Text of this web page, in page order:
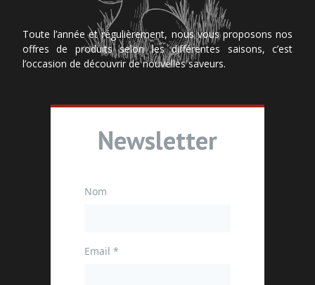
Toute l’année et régulièrement, nous vous proposons nos
offres de produits selon les différentes saisons, c’est
l’occasion de découvrir de nouvelles saveurs.
Newsletter
Nom
Email *